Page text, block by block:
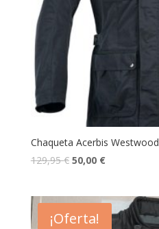
Chaqueta Acerbis Westwood
129,95€ 50,00 €
¡Oferta!